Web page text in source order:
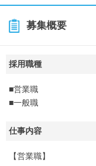
募集概要
採用職種
■営業職
■一般職
仕事内容
【営業職】